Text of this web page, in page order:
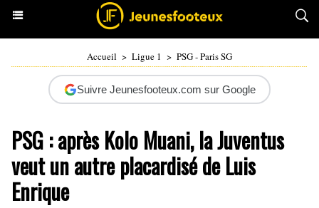
Accueil > Ligue 1 > PSG - Paris SG
Suivre Jeunesfooteux.com sur Google
PSG : après Kolo Muani, la Juventus
veut un autre placardisé de Luis
Enrique